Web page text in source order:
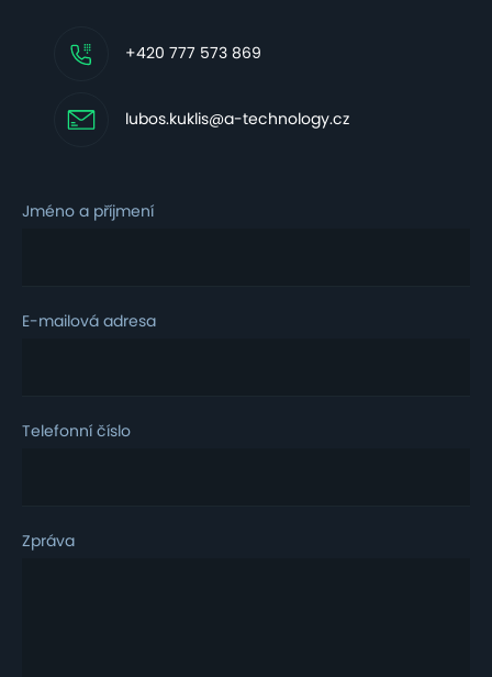
+420 777 573 869
lubos.kuklis@a-technology.cz
Jméno a příjmení
E-mailová adresa
Telefonní číslo
Zpráva